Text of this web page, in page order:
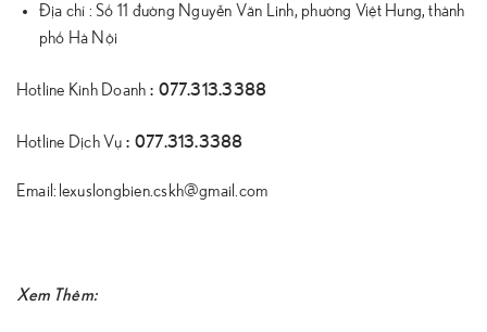
Địa chỉ : Số 11 đường Nguyễn Văn Linh, phường Việt Hưng, thành
phố Hà Nội
Hotline Kinh Doanh : 077.313.3388
Hotline Dịch Vụ : 077.313.3388
Email: lexuslongbien.cskh@gmail.com
Xem Thêm: